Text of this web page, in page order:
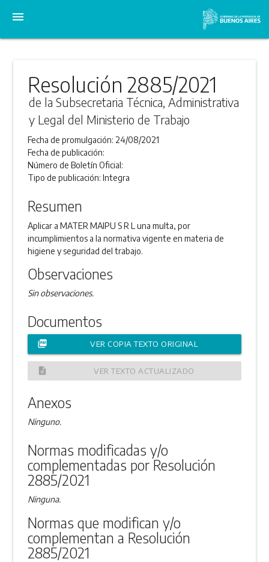
menu
Resolución 2885/2021
de la Subsecretaria Técnica, Administrativa
y Legal del Ministerio de Trabajo
Fecha de promulgación: 24/08/2021
Fecha de publicación:
Número de Boletín Oficial:
Tipo de publicación:Integra
Resumen
Aplicar a MATER MAIPU S R L una multa, por
incumplimientos a la normativa vigente en materia de
higiene y seguridad del trabajo.
Observaciones
Sin observaciones.
Documentos
picture_as_pdf VER COPIA TEXTO ORIGINAL
description VER TEXTO ACTUALIZADO
Anexos
Ninguno.
Normas modificadas y/o
complementadas por Resolución
2885/2021
Ninguna.
Normas que modifican y/o
complementan a Resolución
2885/2021